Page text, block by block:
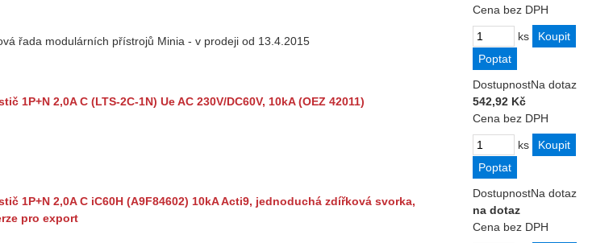
Cena bez DPH
řada modulárních přístrojů Minia - v prodeji od 13.4.2015 ks
1P+N 2,0A C (LTS-2C-1N) Ue AC 230V/DC60V, 10kA (OEZ 42011)
DostupnostNa dotaz
542,92 Kč
Cena bez DPH
ks
1P+N 2,0A C iC60H (A9F84602) 10kA Acti9, jednoduchá zdířková svorka,
pro export
DostupnostNa dotaz
na dotaz
Cena bez DPH